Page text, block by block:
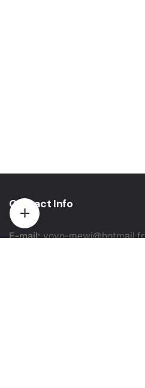
Contact Info
E-mail:yovo-mewi@hotmail.fr